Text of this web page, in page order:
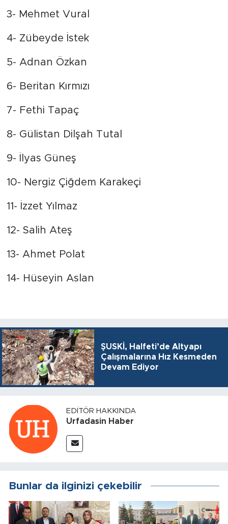
3- Mehmet Vural
4- Zübeyde İstek
5- Adnan Özkan
6- Beritan Kırmızı
7- Fethi Tapaç
8- Gülistan Dilşah Tutal
9- İlyas Güneş
10- Nergiz Çiğdem Karakeçi
11- İzzet Yılmaz
12- Salih Ateş
13- Ahmet Polat
14- Hüseyin Aslan
ŞUSKİ, Halfeti’de Altyapı
Çalışmalarına Hız Kesmeden
Devam Ediyor
EDITÖR HAKKINDA
Urfadasin Haber
Bunlar da ilginizi çekebilir